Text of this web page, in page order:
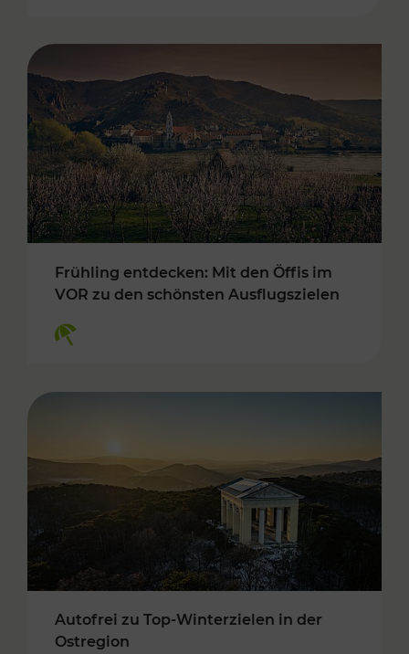
Frühling entdecken: Mit den Öffis im
VOR zu den schönsten Ausflugszielen
Autofrei zu Top-Winterzielen in der
Ostregion